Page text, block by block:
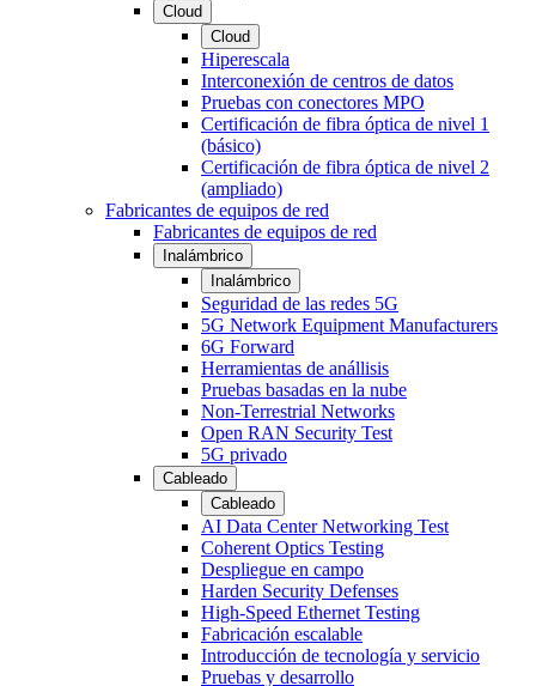
Cloud
Cloud
Hiperescala
Interconexión de centros de datos
Pruebas con conectores MPO
Certificación de fibra óptica de nivel 1
(básico)
Certificación de fibra óptica de nivel 2
(ampliado)
Fabricantes de equipos de red
Fabricantes de equipos de red
Inalámbrico
Inalámbrico
Seguridad de las redes 5G
5G Network Equipment Manufacturers
6G Forward
Herramientas de anállisis
Pruebas basadas en la nube
Non-Terrestrial Networks
Open RAN Security Test
5G privado
Cableado
Cableado
AI Data Center Networking Test
Coherent Optics Testing
Despliegue en campo
Harden Security Defenses
High-Speed Ethernet Testing
Fabricación escalable
Introducción de tecnología y servicio
Pruebas y desarrollo